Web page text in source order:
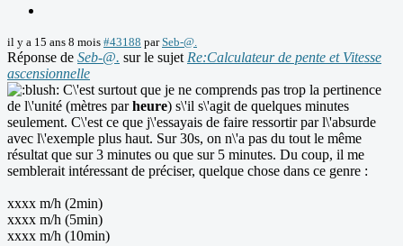
il y a 15 ans 8 mois #43188 parSeb-@.
Réponse de Seb-@. sur le sujet Re:Calculateur de pente et Vitesse
ascensionnelle
C\'est surtout que je ne comprends pas trop la pertinence
de l\'unité (mètres parheure) s\'il s\'agit de quelques minutes
seulement. C\'est ce que j\'essayais de faire ressortir par l\'absurde
avec l\'exemple plus haut. Sur 30s, on n\'a pas du tout le même
résultat que sur 3 minutes ou que sur 5 minutes. Du coup, il me
semblerait intéressant de préciser, quelque chose dans ce genre :
xxxx m/h (2min)
xxxx m/h (5min)
xxxx m/h (10min)